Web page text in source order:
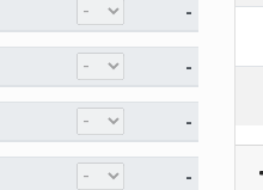
-
-
-
-